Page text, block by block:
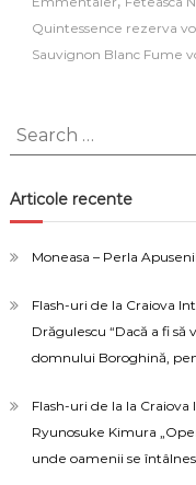
Quintessence rezerva
Sauvignon Blanc Fume
Search
for:
Articole recente
Moneasa – Perla
Flash-uri de la Craiova
Drăgulescu “Dacă a fi
domnului Boroghină,
Flash-uri de la la
Ryunosuke Kimura
unde oamenii se